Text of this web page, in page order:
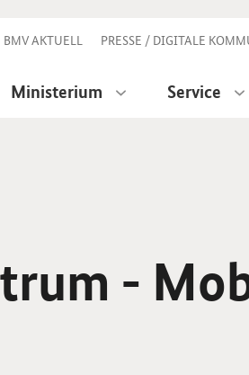
BMV AKTUELL PRESSE / DIGITALE
Ministerium Service
-